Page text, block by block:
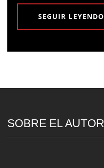
SEGUIR LEYENDO
SOBRE EL AUTOR